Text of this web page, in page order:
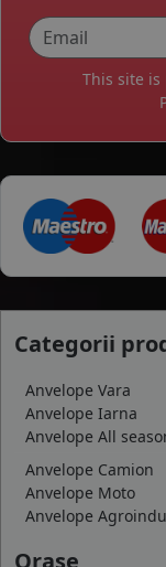
This site is
Categorii
Anvelope Vara
Anvelope Iarna
Anvelope All
Anvelope Camion
Anvelope Moto
Anvelope
Orase